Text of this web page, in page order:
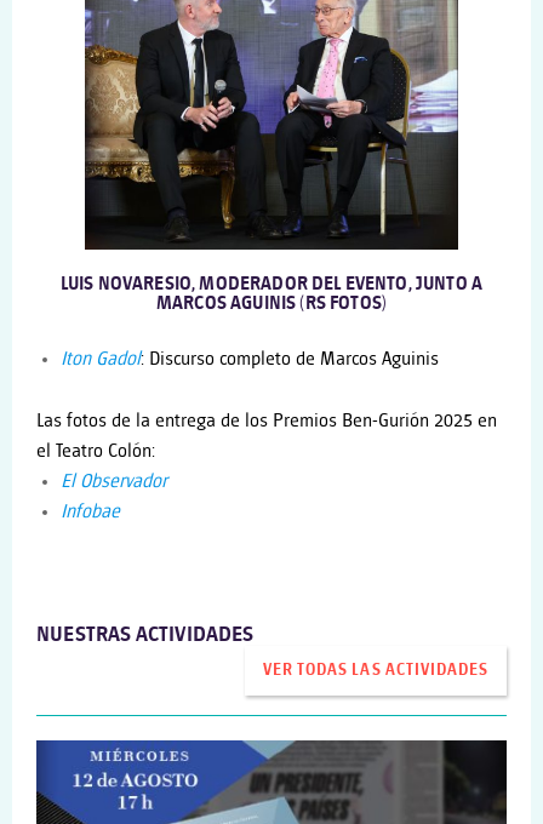
LUIS NOVARESIO, MODERADOR DEL EVENTO, JUNTO A
MARCOS AGUINIS (RS FOTOS)
Iton Gadol: Discurso completo de Marcos Aguinis
Las fotos de la entrega de los Premios Ben-Gurión 2025 en
el Teatro Colón:
El Observador
Infobae
NUESTRAS ACTIVIDADES
VER TODAS LAS ACTIVIDADES